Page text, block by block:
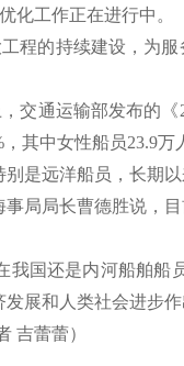
化工作正在进行中。
的持续建设，为服
通运输部发布的《
其中女性船员23.9万
远洋船员，长期以
局局长曹德胜说，
还是内河船舶船
展和人类社会进步
吉蕾蕾）